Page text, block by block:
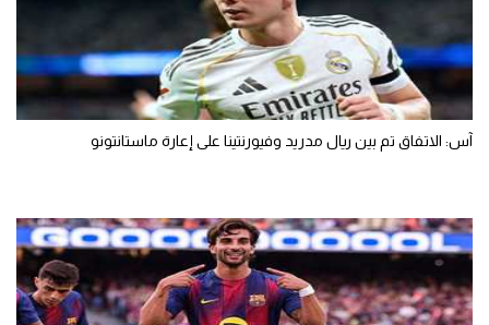
آس: الاتفاق تم بين ريال مدريد وفيورنتينا على إعارة ماستانتونو